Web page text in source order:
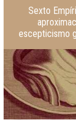
Sexto
escepticismo